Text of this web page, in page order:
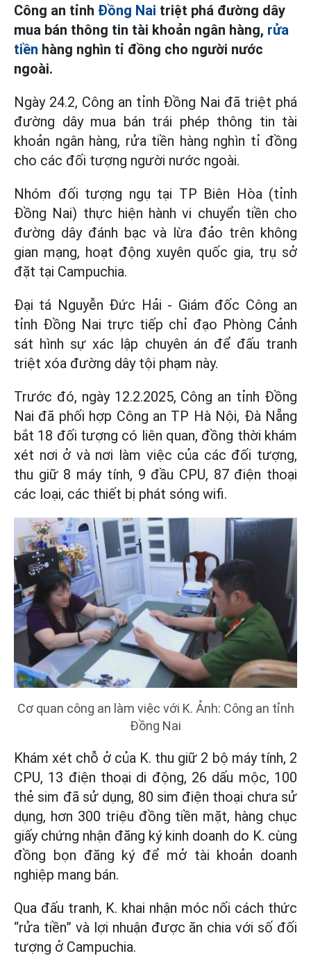
Công an tỉnh Đồng Nai triệt phá đường dây
mua bán thông tin tài khoản ngân hàng, rửa
tiền hàng nghìn tỉ đồng cho người nước
ngoài.
Ngày 24.2, Công an tỉnh Đồng Nai đã triệt phá
đường dây mua bán trái phép thông tin tài
khoản ngân hàng, rửa tiền hàng nghìn tỉ đồng
cho các đối tượng người nước ngoài.
Nhóm đối tượng ngụ tại TP Biên Hòa (tỉnh
Đồng Nai) thực hiện hành vi chuyển tiền cho
đường dây đánh bạc và lừa đảo trên không
gian mạng, hoạt động xuyên quốc gia, trụ sở
đặt tại Campuchia.
Đại tá Nguyễn Đức Hải - Giám đốc Công an
tỉnh Đồng Nai trực tiếp chỉ đạo Phòng Cảnh
sát hình sự xác lập chuyên án để đấu tranh
triệt xóa đường dây tội phạm này.
Trước đó, ngày 12.2.2025, Công an tỉnh Đồng
Nai đã phối hợp Công an TP Hà Nội, Đà Nẵng
bắt 18 đối tượng có liên quan, đồng thời khám
xét nơi ở và nơi làm việc của các đối tượng,
thu giữ 8 máy tính, 9 đầu CPU, 87 điện thoại
các loại, các thiết bị phát sóng wifi.
Cơ quan công an làm việc với K. Ảnh: Công an tỉnh
Đồng Nai
Khám xét chỗ ở của K. thu giữ 2 bộ máy tính, 2
CPU, 13 điện thoại di động, 26 dấu mộc, 100
thẻ sim đã sử dụng, 80 sim điện thoại chưa sử
dụng, hơn 300 triệu đồng tiền mặt, hàng chục
giấy chứng nhận đăng ký kinh doanh do K. cùng
đồng bọn đăng ký để mở tài khoản doanh
nghiệp mang bán.
Qua đấu tranh, K. khai nhận móc nối cách thức
“rửa tiền” và lợi nhuận được ăn chia với số đối
tượng ở Campuchia.